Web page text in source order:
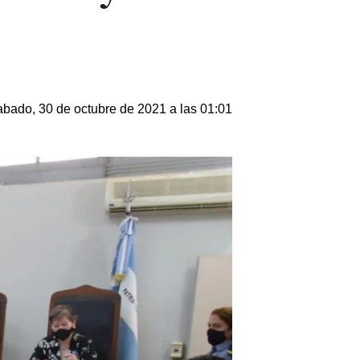
30 de octubre de 2021 a las 01:01